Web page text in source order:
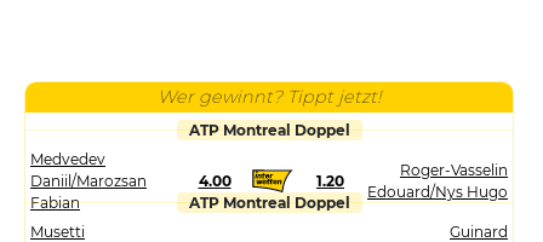
Wer gewinnt? Tippt jetzt!
ATP Montreal Doppel
Medvedev
Daniil/Marozsan
Fabian
4.00 1.20
Roger-Vasselin
Edouard/Nys Hugo
ATP Montreal Doppel
Musetti
Guinard